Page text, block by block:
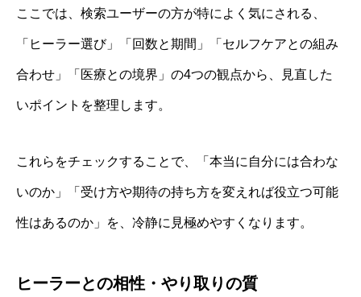
ここでは、検索ユーザーの方が特によく気にされる、
「ヒーラー選び」「回数と期間」「セルフケアとの組み
合わせ」「医療との境界」の4つの観点から、見直した
いポイントを整理します。
これらをチェックすることで、「本当に自分には合わな
いのか」「受け方や期待の持ち方を変えれば役立つ可能
性はあるのか」を、冷静に見極めやすくなります。
ヒーラーとの相性・やり取りの質